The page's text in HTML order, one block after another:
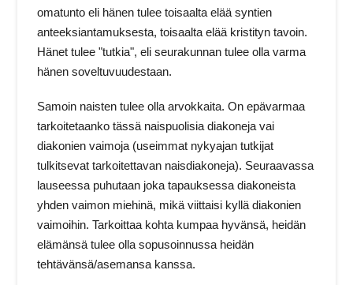
omatunto eli hänen tulee toisaalta elää syntien
anteeksiantamuksesta, toisaalta elää kristityn tavoin.
Hänet tulee "tutkia", eli seurakunnan tulee olla varma
hänen soveltuvuudestaan.
Samoin naisten tulee olla arvokkaita. On epävarmaa
tarkoitetaanko tässä naispuolisia diakoneja vai
diakonien vaimoja (useimmat nykyajan tutkijat
tulkitsevat tarkoitettavan naisdiakoneja). Seuraavassa
lauseessa puhutaan joka tapauksessa diakoneista
yhden vaimon miehinä, mikä viittaisi kyllä diakonien
vaimoihin. Tarkoittaa kohta kumpaa hyvänsä, heidän
elämänsä tulee olla sopusoinnussa heidän
tehtävänsä/asemansa kanssa.